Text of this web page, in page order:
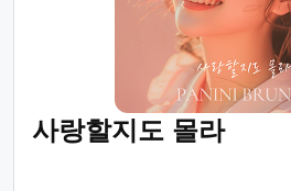
사랑할지도 몰라